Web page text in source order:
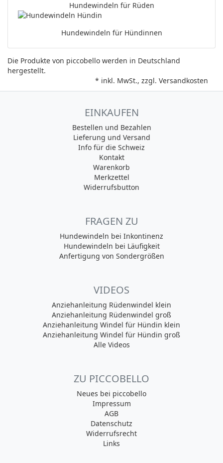
Hundewindeln für Rüden
Hundewindeln für Hündinnen
Die Produkte von piccobello werden in Deutschland
hergestellt.
* inkl. MwSt., zzgl. Versandkosten
EINKAUFEN
Bestellen und Bezahlen
Lieferung und Versand
Info für die Schweiz
Kontakt
Warenkorb
Merkzettel
Widerrufsbutton
FRAGEN ZU
Hundewindeln bei Inkontinenz
Hundewindeln bei Läufigkeit
Anfertigung von Sondergrößen
VIDEOS
Anziehanleitung Rüdenwindel klein
Anziehanleitung Rüdenwindel groß
Anziehanleitung Windel für Hündin klein
Anziehanleitung Windel für Hündin groß
Alle Videos
ZU PICCOBELLO
Neues bei piccobello
Impressum
AGB
Datenschutz
Widerrufsrecht
Links